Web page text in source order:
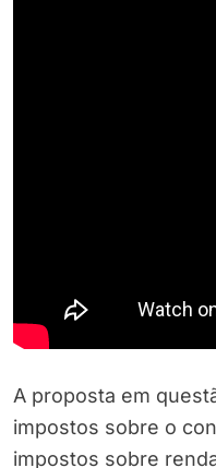
A proposta em
impostos sobre o
impostos sobre